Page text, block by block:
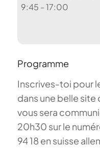
9:45 - 17:00
Programme
Inscrives-toi pour
dans une belle site
vous sera
20h30 sur le
94 18 en suisse